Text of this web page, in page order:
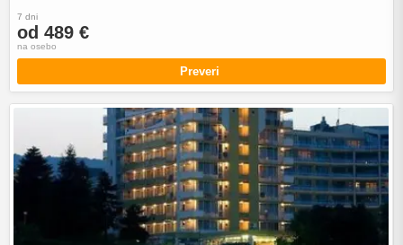
7 dni
od 489 €
na osebo
Preveri